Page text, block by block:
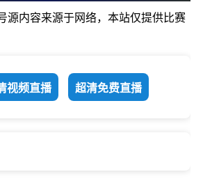
0:0
源内容来源于网络，本站仅提供比赛
视频直播 超清免费直播